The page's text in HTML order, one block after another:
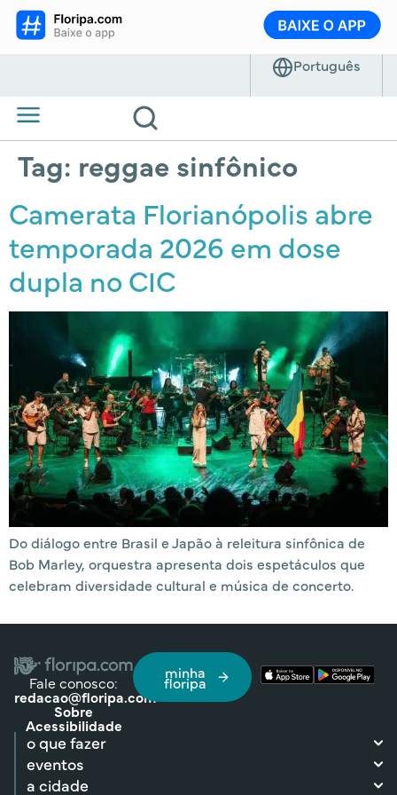
Tag: reggae sinfônico
Camerata Florianópolis abre
temporada 2026 em dose
dupla no CIC
Do diálogo entre Brasil e Japão à releitura sinfônica de
Bob Marley, orquestra apresenta dois espetáculos que
celebram diversidade cultural e música de concerto.
Fale conosco:
redacao@floripa.com
Sobre
Acessibilidade
minha
floripa
o que fazer
eventos
a cidade